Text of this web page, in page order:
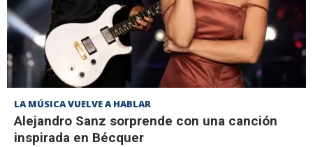
LA MÚSICA VUELVE A HABLAR
Alejandro Sanz sorprende con una canción
inspirada en Bécquer